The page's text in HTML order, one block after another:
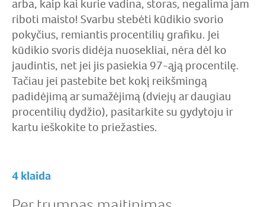
arba, kaip kai kurie vadina, storas, negalima jam
riboti maisto! Svarbu stebėti kūdikio svorio
pokyčius, remiantis procentilių grafiku. Jei
kūdikio svoris didėja nuosekliai, nėra dėl ko
jaudintis, net jei jis pasiekia 97-ąją procentilę.
Tačiau jei pastebite bet kokį reikšmingą
padidėjimą ar sumažėjimą (dviejų ar daugiau
procentilių dydžio), pasitarkite su gydytoju ir
kartu ieškokite to priežasties.
4 klaida